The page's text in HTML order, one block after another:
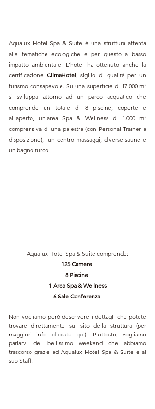
Aqualux Hotel Spa & Suite è una struttura attenta
alle tematiche ecologiche e per questo a basso
impatto ambientale. L'hotel ha ottenuto anche la
certificazione ClimaHotel, sigillo di qualità per un
turismo consapevole. Su una superficie di 17.000 m²
si sviluppa attorno ad un parco acquatico che
comprende un totale di 8 piscine, coperte e
all'aperto, un'area Spa & Wellness di 1.000 m²
comprensiva di una palestra (con Personal Trainer a
disposizione),  un centro massaggi, diverse saune e
un bagno turco.
Aqualux Hotel Spa & Suite comprende:
125 Camere
8 Piscine
1 Area Spa & Wellness
6 Sale Conferenza
Non vogliamo però descrivere i dettagli che potete
trovare direttamente sul sito della struttura (per
maggiori info cliccate qui). Piuttosto, vogliamo
parlarvi del bellissimo weekend che abbiamo
trascorso grazie ad Aqualux Hotel Spa & Suite e al
suo Staff.